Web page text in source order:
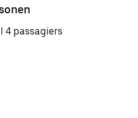
4 passagiers